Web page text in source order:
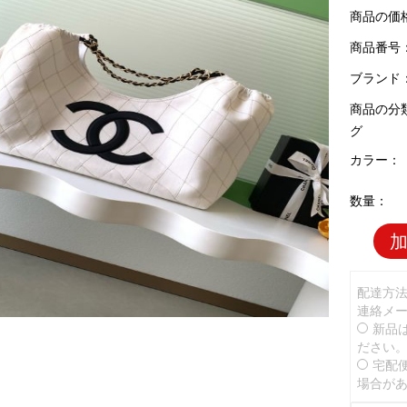
商品の価
商品番号
ブランド
商品の分
グ
カラー：
数量：
配達方
連絡メ
新品
ださい。
宅配
場合が